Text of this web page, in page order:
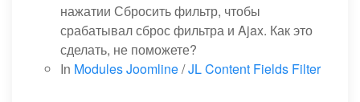
нажатии Сбросить фильтр, чтобы
срабатывал сброс фильтра и Ajax. Как это
сделать, не поможете?
In Modules Joomline/JL Content Fields Filter